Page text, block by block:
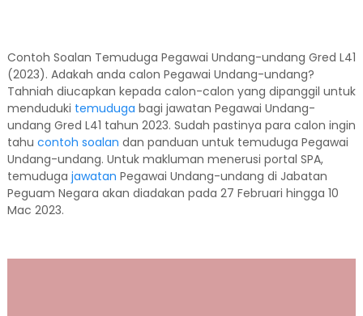
Contoh Soalan Temuduga Pegawai Undang-undang Gred L41
(2023). Adakah anda calon Pegawai Undang-undang?
Tahniah diucapkan kepada calon-calon yang dipanggil untuk
menduduki temuduga bagi jawatan Pegawai Undang-
undang Gred L41 tahun 2023. Sudah pastinya para calon ingin
tahu contoh soalan dan panduan untuk temuduga Pegawai
Undang-undang. Untuk makluman menerusi portal SPA,
temuduga jawatan Pegawai Undang-undang di Jabatan
Peguam Negara akan diadakan pada 27 Februari hingga 10
Mac 2023.